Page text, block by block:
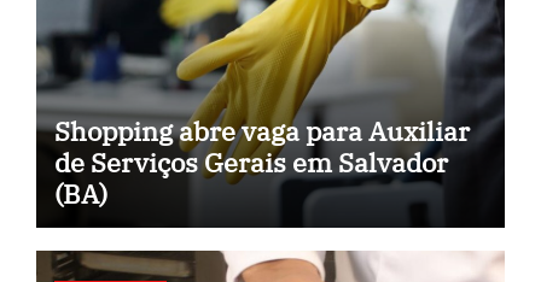
Shopping abre vaga para Auxiliar
de Serviços Gerais em Salvador
(BA)